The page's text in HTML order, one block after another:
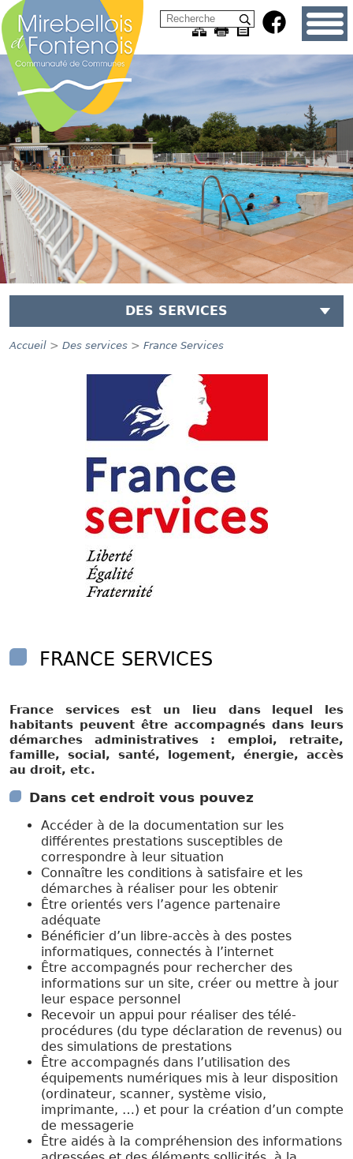
DES SERVICES
Accueil> Des services > France Services
FRANCE SERVICES
France services est un lieu dans lequel les
habitants peuvent être accompagnés dans leurs
démarches administratives : emploi, retraite,
famille, social, santé, logement, énergie, accès
au droit, etc.
Dans cet endroit vous pouvez
Accéder à de la documentation sur les
différentes prestations susceptibles de
correspondre à leur situation
Connaître les conditions à satisfaire et les
démarches à réaliser pour les obtenir
Être orientés vers l’agence partenaire
adéquate
Bénéficier d’un libre-accès à des postes
informatiques, connectés à l’internet
Être accompagnés pour rechercher des
informations sur un site, créer ou mettre à jour
leur espace personnel
Recevoir un appui pour réaliser des télé-
procédures (du type déclaration de revenus) ou
des simulations de prestations
Être accompagnés dans l’utilisation des
équipements numériques mis à leur disposition
(ordinateur, scanner, système visio,
imprimante, …) et pour la création d’un compte
de messagerie
Être aidés à la compréhension des informations